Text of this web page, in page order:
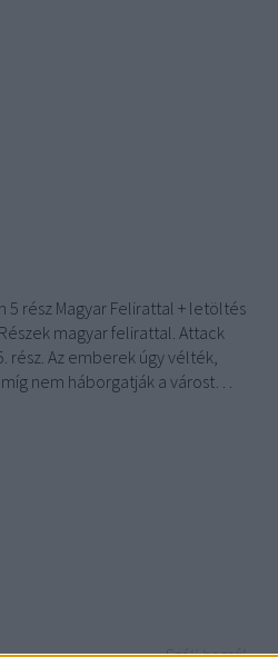
5 rész Magyar Felirattal + letöltés
magyar felirattal. Attack
rész. Az emberek úgy vélték,
nem háborgatják a várost…
Szólj hozzá!